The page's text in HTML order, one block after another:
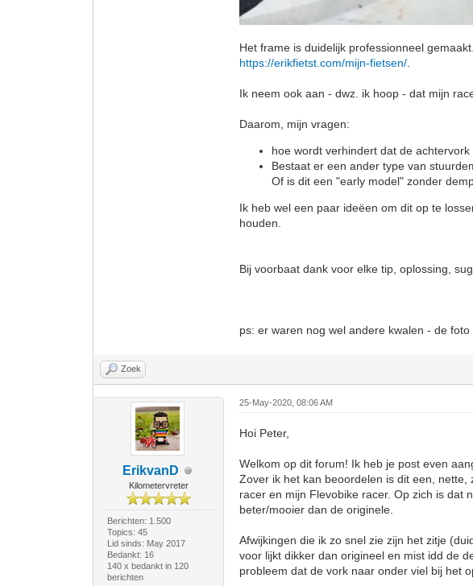
Het frame is duidelijk professionneel
https://erikfietst.com/mijn-fietsen/
Ik neem ook aan - dwz. ik hoop - dat mijn
Daarom, mijn vragen:
hoe wordt verhindert dat de
Bestaat er een ander type van
Of is dit een "early model" zonder
Ik heb wel een paar ideëen om dit op te
houden.
Bij voorbaat dank voor elke tip, oplossing,
ps: er waren nog wel andere kwalen - de
Zoek
ErikvanD
Kilometervreter
Berichten: 1.500
Topics: 45
Lid sinds: May 2017
Bedankt: 16
140 x bedankt in 120
berichten
25-May-2020, 08:06 AM
Hoi Peter,
Welkom op dit forum! Ik heb je post even
Zover ik het kan beoordelen is dit een,
racer en mijn Flevobike racer. Op zich is dat
beter/mooier dan de originele.
Afwijkingen die ik zo snel zie zijn het zitje
voor lijkt dikker dan origineel en mist idd de
probleem dat de vork naar onder viel bij het